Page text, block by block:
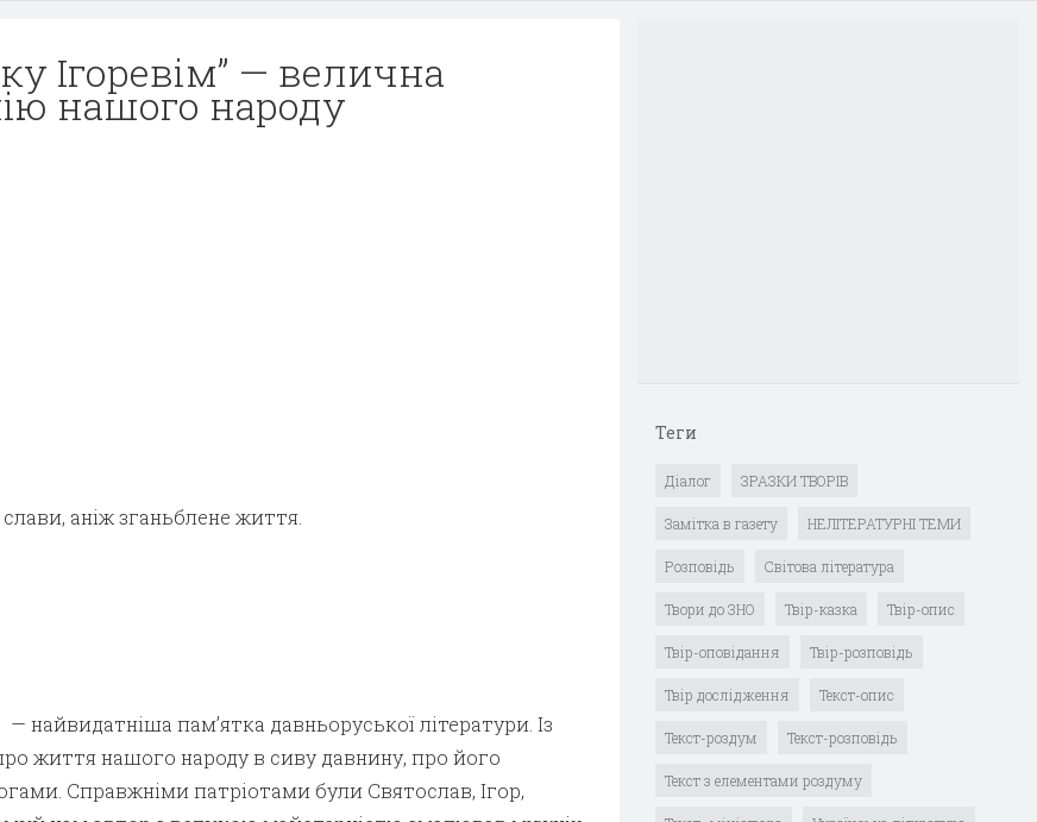
Ігоревім” — велична
нашого народу
аніж зганьблене життя.
— найвидатніша пам’ятка давньоруської літератури. Із
життя нашого народу в сиву давнину, про його
Справжніми патріотами були Святослав, Ігор,
Теги
Діалог ЗРАЗКИ ТВОРІВ
Замітка в газету НЕЛІТЕРАТУРНІ ТЕМИ
Розповідь Світова література
Твори до ЗНО Твір-казка Твір-опис
Твір-оповідання Твір-розповідь
Твір дослідження Текст-опис
Текст-роздум Текст-розповідь
Текст з елементами роздуму